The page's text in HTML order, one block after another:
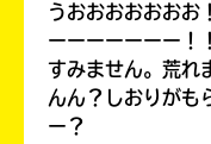
うおおおおおおお
ーーーーーーー！
すみません。荒れ
んん？しおりがも
ー？